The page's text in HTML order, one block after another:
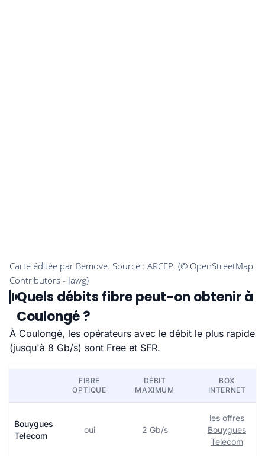
Quels débits fibre peut-on obtenir à
Coulongé ?
À Coulongé, les opérateurs avec le débit le plus rapide
(jusqu'à 8 Gb/s) sont Free et SFR.
FIBRE
OPTIQUE
DÉBIT
MAXIMUM
BOX
INTERNET
Bouygues
Telecom
oui 2 Gb/s
les offres
Bouygues
Telecom